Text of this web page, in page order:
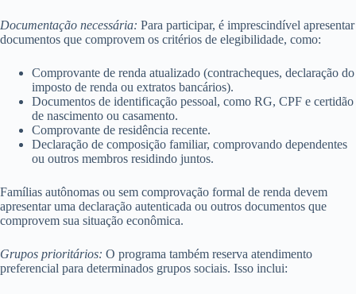
Documentação necessária: Para participar, é imprescindível apresentar
documentos que comprovem os critérios de elegibilidade, como:
Comprovante de renda atualizado (contracheques, declaração do
imposto de renda ou extratos bancários).
Documentos de identificação pessoal, como RG, CPF e certidão
de nascimento ou casamento.
Comprovante de residência recente.
Declaração de composição familiar, comprovando dependentes
ou outros membros residindo juntos.
Famílias autônomas ou sem comprovação formal de renda devem
apresentar uma declaração autenticada ou outros documentos que
comprovem sua situação econômica.
Grupos prioritários: O programa também reserva atendimento
preferencial para determinados grupos sociais. Isso inclui: